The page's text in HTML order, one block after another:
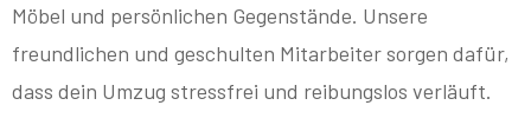
Möbel und persönlichen Gegenstände. Unsere
freundlichen und geschulten Mitarbeiter sorgen dafür,
dass dein Umzug stressfrei und reibungslos verläuft.